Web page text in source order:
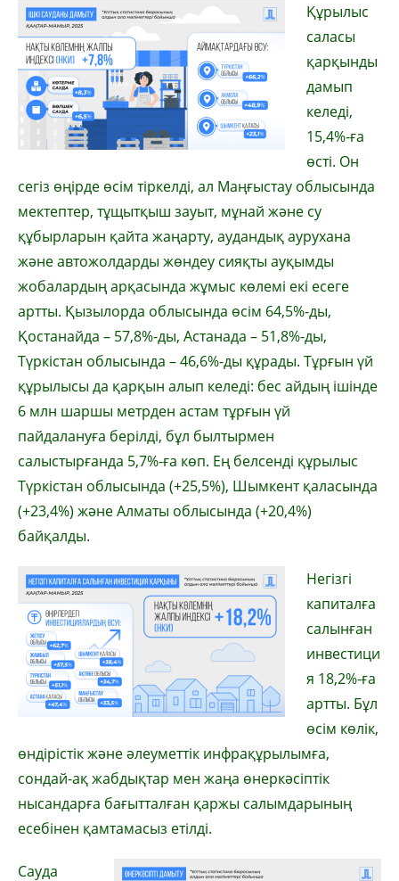
Құрылыс
саласы
қарқынды
дамып
келеді,
15,4%-ға
өсті. Он
сегіз өңірде өсім тіркелді, ал Маңғыстау облысында
мектептер, тұщытқыш зауыт, мұнай және су
құбырларын қайта жаңарту, аудандық аурухана
және автожолдарды жөндеу сияқты ауқымды
жобалардың арқасында жұмыс көлемі екі есеге
артты. Қызылорда облысында өсім 64,5%-ды,
Қостанайда – 57,8%-ды, Астанада – 51,8%-ды,
Түркістан облысында – 46,6%-ды құрады. Тұрғын үй
құрылысы да қарқын алып келеді: бес айдың ішінде
6 млн шаршы метрден астам тұрғын үй
пайдалануға берілді, бұл былтырмен
салыстырғанда 5,7%-ға көп. Ең белсенді құрылыс
Түркістан облысында (+25,5%), Шымкент қаласында
(+23,4%) және Алматы облысында (+20,4%)
байқалды.
Негізгі
капиталға
салынған
инвестици
я 18,2%-ға
артты. Бұл
өсім көлік,
өндірістік және әлеуметтік инфрақұрылымға,
сондай-ақ жабдықтар мен жаңа өнеркәсіптік
нысандарға бағытталған қаржы салымдарының
есебінен қамтамасыз етілді.
Сауда